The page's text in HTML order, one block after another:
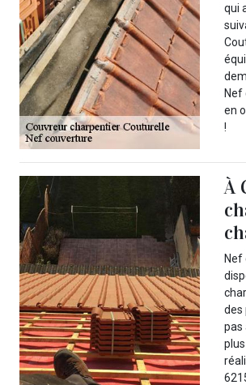
qui
Nef
en
!
À
Nef
des
pas